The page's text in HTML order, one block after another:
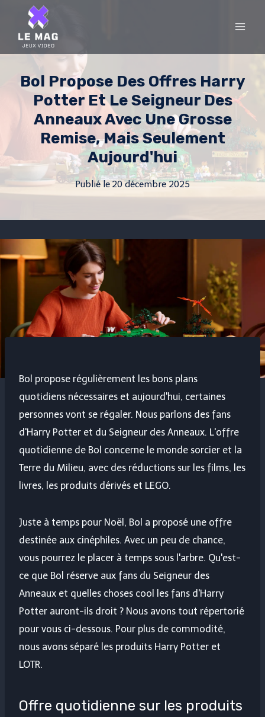
content
Bol Propose Des Offres Harry
Potter Et Le Seigneur Des
Anneaux Avec Une Grosse
Remise, Mais Seulement
Aujourd'hui
Publié le20 décembre 2025
Bol propose régulièrement les bons plans
quotidiens nécessaires et aujourd'hui, certaines
personnes vont se régaler. Nous parlons des fans
d'Harry Potter et du Seigneur des Anneaux. L'offre
quotidienne de Bol concerne le monde sorcier et la
Terre du Milieu, avec des réductions sur les films, les
livres, les produits dérivés et LEGO.
Juste à temps pour Noël, Bol a proposé une offre
destinée aux cinéphiles. Avec un peu de chance,
vous pourrez le placer à temps sous l'arbre. Qu'est-
ce que Bol réserve aux fans du Seigneur des
Anneaux et quelles choses cool les fans d'Harry
Potter auront-ils droit ? Nous avons tout répertorié
pour vous ci-dessous. Pour plus de commodité,
nous avons séparé les produits Harry Potter et
LOTR.
Offre quotidienne sur les produits